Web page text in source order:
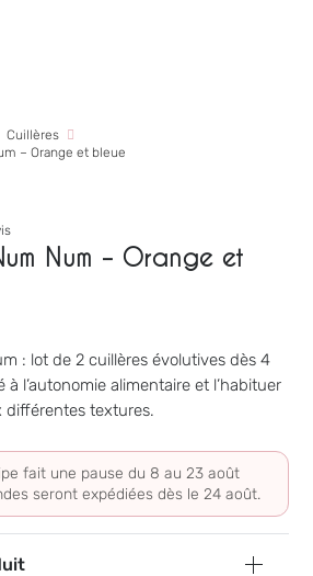
Cuillères
– Orange et bleue
Num – Orange et
: lot de 2 cuillères évolutives dès 4
l’autonomie alimentaire et l’habituer
différentes textures.
fait une pause du 8 au 23 août
seront expédiées dès le 24 août.